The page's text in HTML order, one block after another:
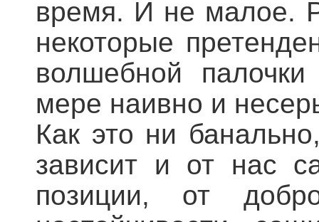
время. И не малое.
некоторые
волшебной
мере наивно и
Как это ни
зависит и от нас
позиции, от